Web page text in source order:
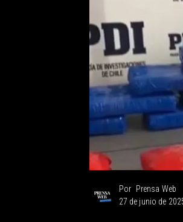
Prensa Web
Por
27 de junio de